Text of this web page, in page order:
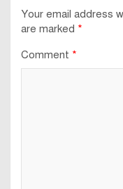
Your email address
are marked *
Comment *